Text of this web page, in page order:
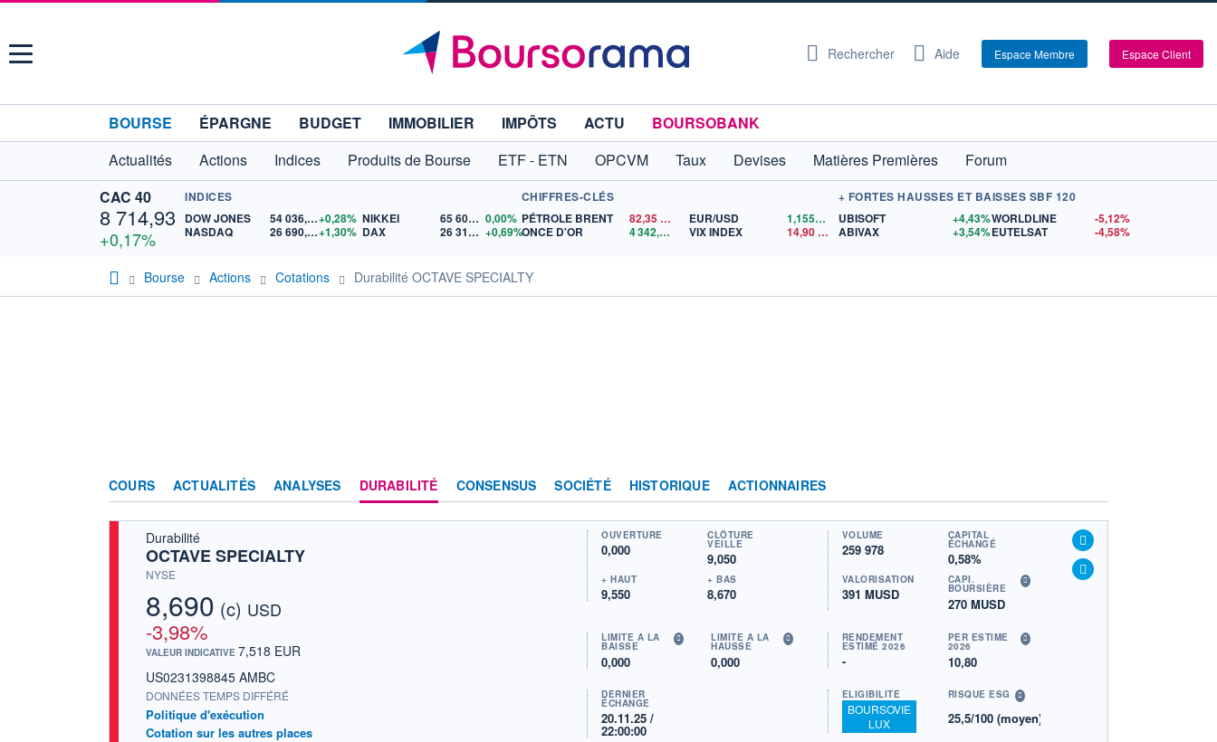
Menu Rechercher Aide Espace Membre Espace Client
BOURSE ÉPARGNE BUDGET IMMOBILIER IMPÔTS ACTU
BOURSOBANK
Actualités
Actions Indices Produits de Bourse ETF - ETN OPCVM Taux Devises Matières Premières
Forum
CAC 40
8 714,93
+0,17%
INDICES
DOW JONES
54 036,93+0,28%
NASDAQ
26 690,62+1,30%
NIKKEI 65 606,71 0,00%
DAX
26 319,45 +0,69%
CHIFFRES-CLÉS
PÉTROLE BRENT
82,35$US
ONCE D'OR
4 342,26 $US
EUR/USD 1,1559$US
VIX INDEX
14,90
+ FORTES HAUSSES ET BAISSES SBF 120
UBISOFT
+4,43%
ABIVAX
+3,54%
WORLDLINE
-5,12%
EUTELSAT
-4,58%
Bourse Actions Cotations Durabilité OCTAVE SPECIALTY
COURS ACTUALITÉS ANALYSES DURABILITÉ CONSENSUS SOCIÉTÉ HISTORIQUE ACTIONNAIRES
Durabilité
OCTAVE SPECIALTY
NYSE
8,690 (c) USD
-3,98%
VALEUR INDICATIVE 7,518 EUR
US0231398845 AMBC
DONNÉES TEMPS DIFFÉRÉ
Politique d'exécution
Cotation sur les autres places
OUVERTURE
0,000
CLÔTURE
VEILLE
9,050
+ HAUT
9,550
+ BAS
8,670
VOLUME
259 978
CAPITAL
ÉCHANGÉ
0,58%
VALORISATION
391 MUSD
CAPI.
BOURSIÈRE
270 MUSD
LIMITE À LA
BAISSE
0,000
LIMITE À LA
HAUSSE
0,000
RENDEMENT
ESTIMÉ 2026
-
PER ESTIMÉ
2026
10,80
DERNIER
ÉCHANGE
20.11.25 /
22:00:00
ÉLIGIBILITÉ
BOURSOVIE
LUX
RISQUE ESG
25,5/100 (moyen)